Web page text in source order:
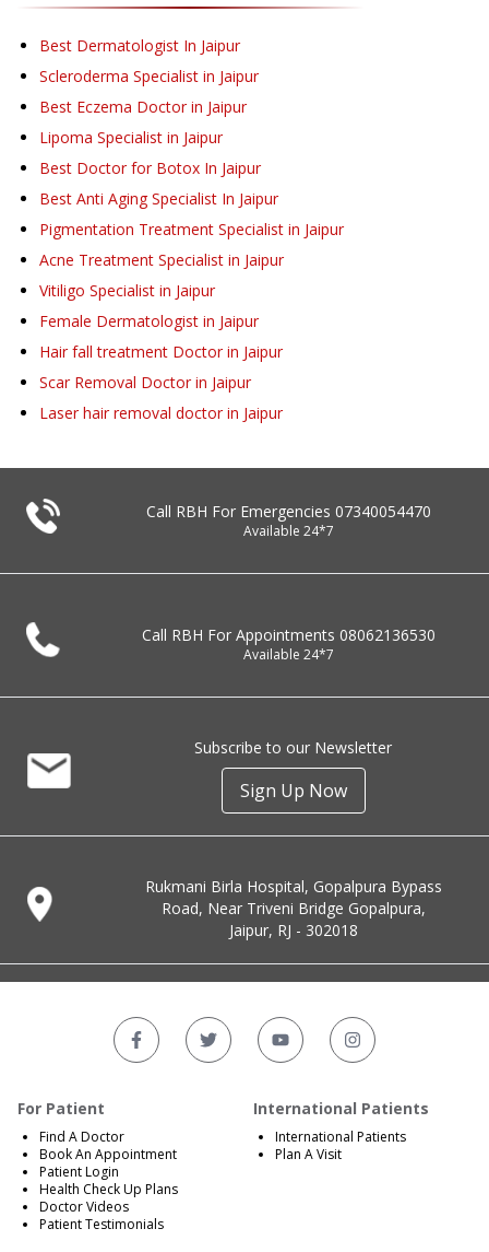
Best Dermatologist In Jaipur
Scleroderma Specialist in Jaipur
Best Eczema Doctor in Jaipur
Lipoma Specialist in Jaipur
Best Doctor for Botox In Jaipur
Best Anti Aging Specialist In Jaipur
Pigmentation Treatment Specialist in Jaipur
Acne Treatment Specialist in Jaipur
Vitiligo Specialist in Jaipur
Female Dermatologist in Jaipur
Hair fall treatment Doctor in Jaipur
Scar Removal Doctor in Jaipur
Laser hair removal doctor in Jaipur
Call RBH For Emergencies 07340054470
Available 24*7
Call RBH For Appointments 08062136530
Available 24*7
Subscribe to our Newsletter
Sign Up Now
Rukmani Birla Hospital, Gopalpura Bypass
Road, Near Triveni Bridge Gopalpura,
Jaipur, RJ - 302018
For Patient
Find A Doctor
Book An Appointment
Patient Login
Health Check Up Plans
Doctor Videos
Patient Testimonials
International Patients
International Patients
Plan A Visit